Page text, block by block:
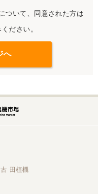
ついて、同意された方は
ださい。
古 田植機